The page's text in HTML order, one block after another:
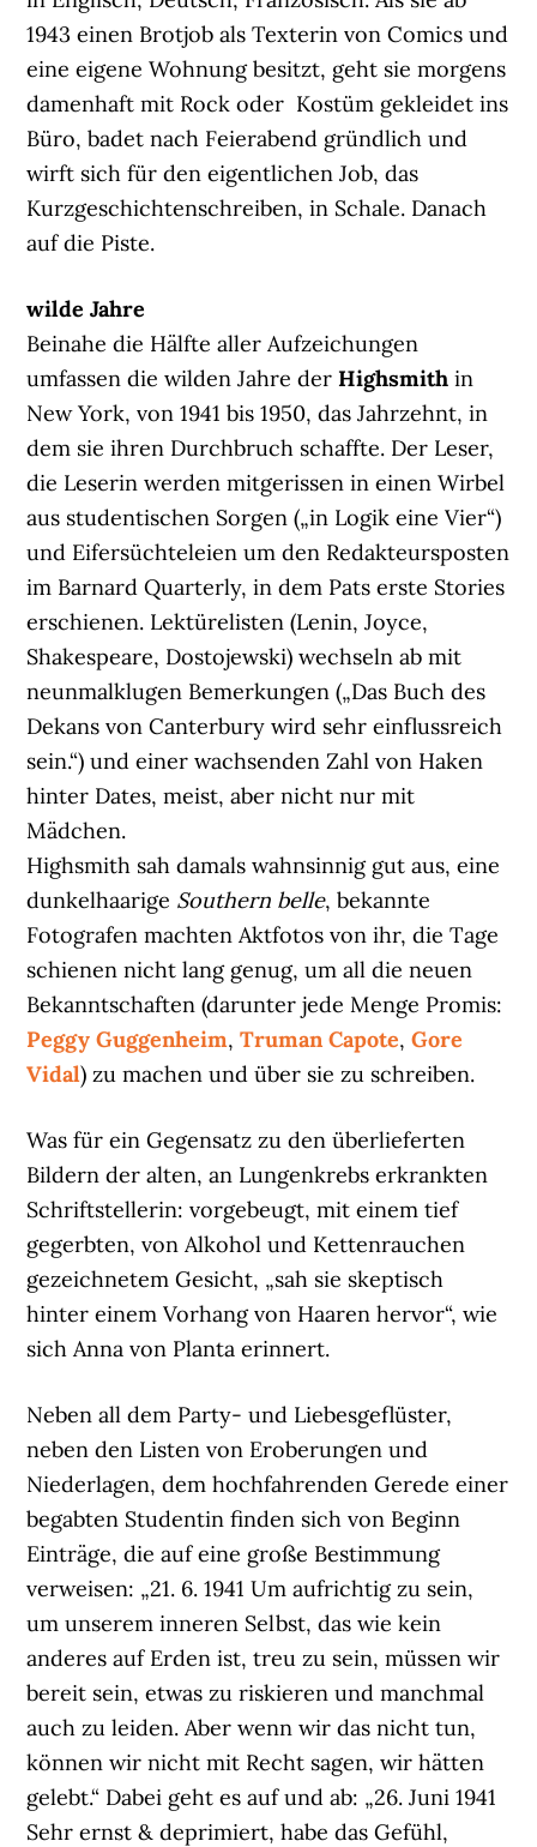
1943 einen Brotjob als Texterin von Comics und
eine eigene Wohnung besitzt, geht sie morgens
damenhaft mit Rock oder Kostüm gekleidet ins
Büro, badet nach Feierabend gründlich und
wirft sich für den eigentlichen Job, das
Kurzgeschichtenschreiben, in Schale. Danach
auf die Piste.
wilde Jahre
Beinahe die Hälfte aller Aufzeichungen
umfassen die wilden Jahre derHighsmith in
New York, von 1941 bis 1950, das Jahrzehnt, in
dem sie ihren Durchbruch schaffte. Der Leser,
die Leserin werden mitgerissen in einen Wirbel
aus studentischen Sorgen („in Logik eine Vier“)
und Eifersüchteleien um den Redakteursposten
im Barnard Quarterly, in dem Pats erste Stories
erschienen. Lektürelisten (Lenin, Joyce,
Shakespeare, Dostojewski) wechseln ab mit
neunmalklugen Bemerkungen („Das Buch des
Dekans von Canterbury wird sehr einflussreich
sein.“) und einer wachsenden Zahl von Haken
hinter Dates, meist, aber nicht nur mit
Mädchen.
Highsmith sah damals wahnsinnig gut aus, eine
dunkelhaarige Southern belle, bekannte
Fotografen machten Aktfotos von ihr, die Tage
schienen nicht lang genug, um all die neuen
Bekanntschaften (darunter jede Menge Promis:
Peggy Guggenheim,Truman Capote,Gore
Vidal) zu machen und über sie zu schreiben.
Was für ein Gegensatz zu den überlieferten
Bildern der alten, an Lungenkrebs erkrankten
Schriftstellerin: vorgebeugt, mit einem tief
gegerbten, von Alkohol und Kettenrauchen
gezeichnetem Gesicht, „sah sie skeptisch
hinter einem Vorhang von Haaren hervor“, wie
sich Anna von Planta erinnert.
Neben all dem Party- und Liebesgeflüster,
neben den Listen von Eroberungen und
Niederlagen, dem hochfahrenden Gerede einer
begabten Studentin finden sich von Beginn
Einträge, die auf eine große Bestimmung
verweisen: „21. 6. 1941 Um aufrichtig zu sein,
um unserem inneren Selbst, das wie kein
anderes auf Erden ist, treu zu sein, müssen wir
bereit sein, etwas zu riskieren und manchmal
auch zu leiden. Aber wenn wir das nicht tun,
können wir nicht mit Recht sagen, wir hätten
gelebt.“ Dabei geht es auf und ab: „26. Juni 1941
Sehr ernst & deprimiert, habe das Gefühl,